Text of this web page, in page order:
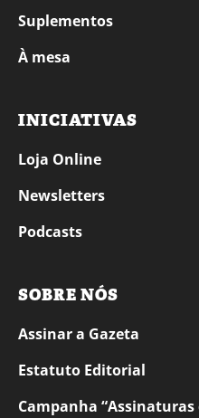
Suplementos
À mesa
INICIATIVAS
Loja Online
Newsletters
Podcasts
SOBRE NÓS
Assinar a Gazeta
Estatuto Editorial
Campanha